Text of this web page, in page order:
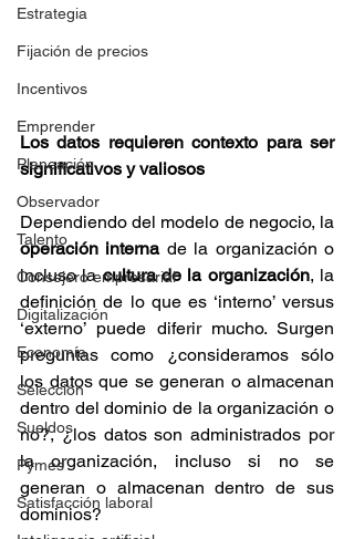
Estrategia
Fijación de precios
Incentivos
Emprender
Planeación
Observador
Talento
Consejero empresarial
Digitalización
Economía
Selección
Sueldos
Pymes
Satisfacción laboral
Los datos requieren contexto para ser
significativos y valiosos
operación interna de la organización o
incluso la cultura de la organización, la
definición de lo que es ‘interno’ versus
‘externo’ puede diferir mucho. Surgen
preguntas como ¿consideramos sólo
los datos que se generan o almacenan
dentro del dominio de la organización o
no?, ¿los datos son administrados por
la organización, incluso si no se
generan o almacenan dentro de sus
dominios?